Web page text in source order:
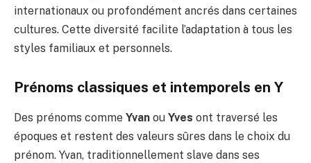
internationaux ou profondément ancrés dans certaines
cultures. Cette diversité facilite l’adaptation à tous les
styles familiaux et personnels.
Prénoms classiques et intemporels en Y
Des prénoms comme Yvan ou Yves ont traversé les
époques et restent des valeurs sûres dans le choix du
prénom. Yvan, traditionnellement slave dans ses